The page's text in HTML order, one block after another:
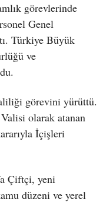
görevlerinde
Genel
Türkiye Büyük
ve
görevini yürüttü.
olarak atanan
İçişleri
Çiftçi, yeni
düzeni ve yerel